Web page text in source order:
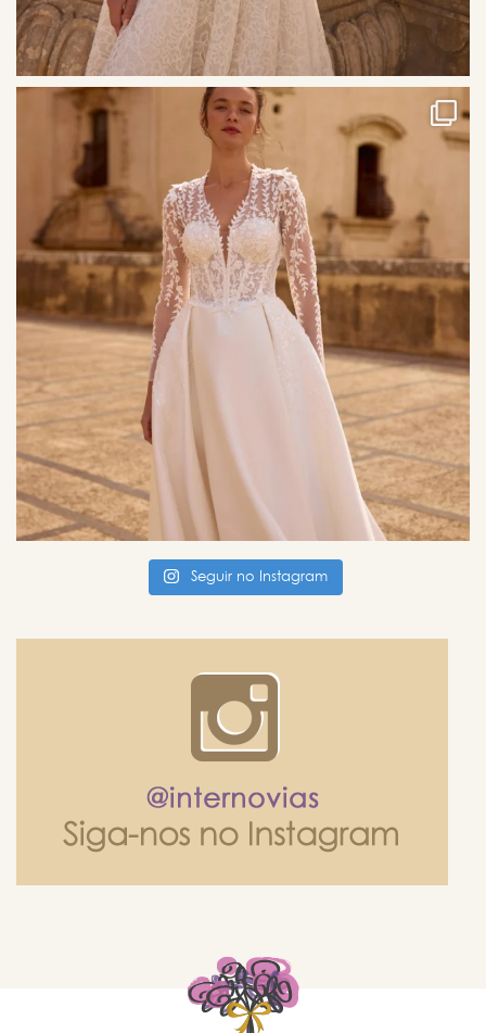
Seguir no Instagram